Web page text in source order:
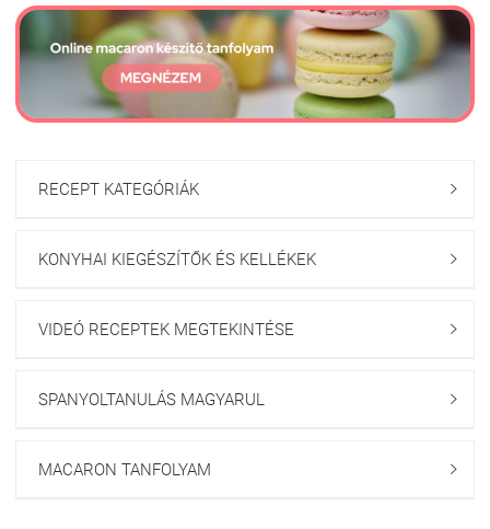
RECEPT KATEGÓRIÁK 
KONYHAI KIEGÉSZÍTŐK ÉS KELLÉKEK 
VIDEÓ RECEPTEK MEGTEKINTÉSE 
SPANYOLTANULÁS MAGYARUL 
MACARON TANFOLYAM 